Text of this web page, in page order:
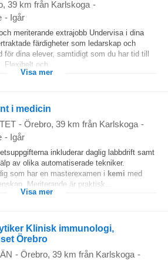
, 39 km från Karlskoga -
- Igår
meriterande extrajobb Undervisa i dina
färdigheter som ledarskap och
för dina elever, samtidigt som du har tid till
och...
Visa mer
i medicin
- Örebro, 39 km från Karlskoga -
- Igår
inkluderar daglig labbdrift samt
av olika automatiserade tekniker.
som har en masterexamen i kemi med
Meriterande är praktisk...
Visa mer
Klinisk immunologi,
Örebro
- Örebro, 39 km från Karlskoga -